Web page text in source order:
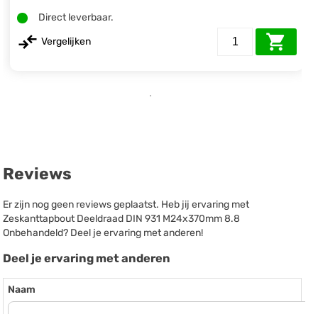
Direct leverbaar.
Vergelijken
Reviews
Er zijn nog geen reviews geplaatst. Heb jij ervaring met
Zeskanttapbout Deeldraad DIN 931 M24x370mm 8.8
Onbehandeld? Deel je ervaring met anderen!
Deel je ervaring met anderen
Naam